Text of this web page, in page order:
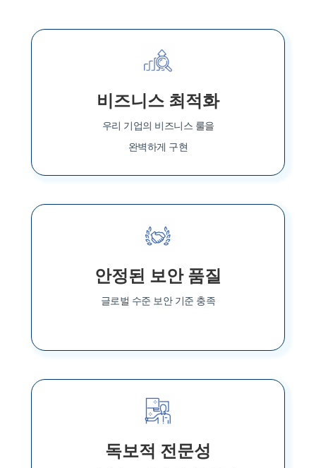
비즈니스 최적화
우리 기업의 비즈니스 룰을
완벽하게 구현
안정된 보안 품질
글로벌 수준 보안 기준 충족
독보적 전문성